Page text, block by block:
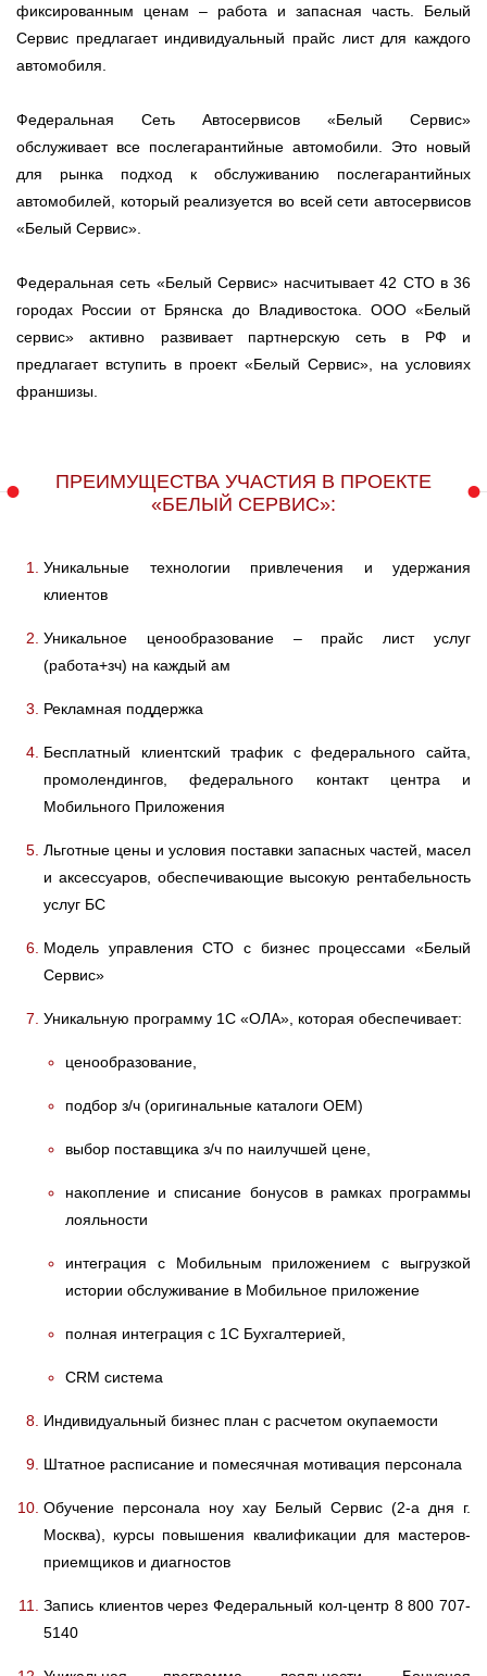
фиксированным ценам – работа и запасная часть. Белый
Сервис предлагает индивидуальный прайс лист для каждого
автомобиля.
Федеральная Сеть Автосервисов «Белый Сервис»
обслуживает все послегарантийные автомобили. Это новый
для рынка подход к обслуживанию послегарантийных
автомобилей, который реализуется во всей сети автосервисов
«Белый Сервис».
Федеральная сеть «Белый Сервис» насчитывает 42 СТО в 36
городах России от Брянска до Владивостока. ООО «Белый
сервис» активно развивает партнерскую сеть в РФ и
предлагает вступить в проект «Белый Сервис», на условиях
франшизы.
ПРЕИМУЩЕСТВА УЧАСТИЯ В ПРОЕКТЕ
«БЕЛЫЙ СЕРВИС»:
Уникальные технологии привлечения и удержания
клиентов
Уникальное ценообразование – прайс лист услуг
(работа+зч) на каждый ам
Рекламная поддержка
Бесплатный клиентский трафик с федерального сайта,
промолендингов, федерального контакт центра и
Мобильного Приложения
Льготные цены и условия поставки запасных частей, масел
и аксессуаров, обеспечивающие высокую рентабельность
услуг БС
Модель управления СТО с бизнес процессами «Белый
Сервис»
Уникальную программу 1С «ОЛА», которая обеспечивает:
ценообразование,
подбор з/ч (оригинальные каталоги ОЕМ)
выбор поставщика з/ч по наилучшей цене,
накопление и списание бонусов в рамках программы
лояльности
интеграция с Мобильным приложением с выгрузкой
истории обслуживание в Мобильное приложение
полная интеграция с 1С Бухгалтерией,
CRM система
Индивидуальный бизнес план с расчетом окупаемости
Штатное расписание и помесячная мотивация персонала
Обучение персонала ноу хау Белый Сервис (2-а дня г.
Москва), курсы повышения квалификации для мастеров-
приемщиков и диагностов
Запись клиентов через Федеральный кол-центр 8 800 707-
5140